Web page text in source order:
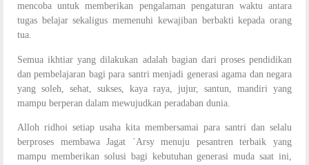
mencoba untuk memberikan pengalaman pengaturan waktu antara
tugas belajar sekaligus memenuhi kewajiban berbakti kepada orang
tua.
Semua ikhtiar yang dilakukan adalah bagian dari proses pendidikan
dan pembelajaran bagi para santri menjadi generasi agama dan negara
yang soleh, sehat, sukses, kaya raya, jujur, santun, mandiri yang
mampu berperan dalam mewujudkan peradaban dunia.
Alloh ridhoi setiap usaha kita membersamai para santri dan selalu
berproses membawa Jagat `Arsy menuju pesantren terbaik yang
mampu memberikan solusi bagi kebutuhan generasi muda saat ini,